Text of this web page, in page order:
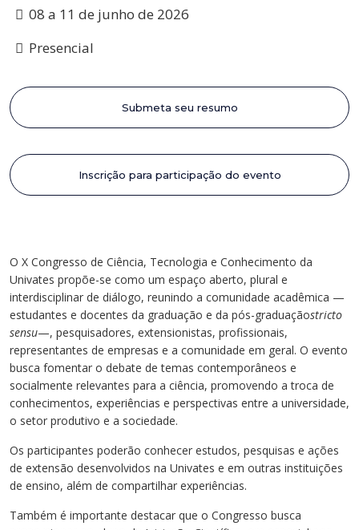
08 a 11 de junho de 2026
Presencial
Submeta seu resumo
Inscrição para participação do evento
O X Congresso de Ciência, Tecnologia e Conhecimento da
Univates propõe-se como um espaço aberto, plural e
interdisciplinar de diálogo, reunindo a comunidade acadêmica —
estudantes e docentes da graduação e da pós-graduaçãostricto
sensu—, pesquisadores, extensionistas, profissionais,
representantes de empresas e a comunidade em geral. O evento
busca fomentar o debate de temas contemporâneos e
socialmente relevantes para a ciência, promovendo a troca de
conhecimentos, experiências e perspectivas entre a universidade,
o setor produtivo e a sociedade.
Os participantes poderão conhecer estudos, pesquisas e ações
de extensão desenvolvidos na Univates e em outras instituições
de ensino, além de compartilhar experiências.
Também é importante destacar que o Congresso busca